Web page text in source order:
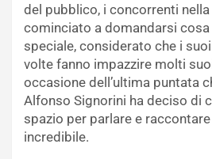
del pubblico, i concorrenti nella
cominciato a domandarsi
speciale, considerato che i
volte fanno impazzire molti
occasione dell’ultima puntata
Alfonso Signorini ha deciso di
spazio per parlare e
incredibile.